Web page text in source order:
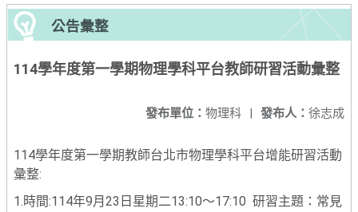
公告彙整
114學年度第一學期物理學科平台教師研習活動彙整
發布人： 徐志成
發布單位： 物理科 |
114學年度第一學期教師台北市物理學科平台增能研習活動
彙整:
1.時間:114年9月23日星期二13:10～17:10 研習主題：常見